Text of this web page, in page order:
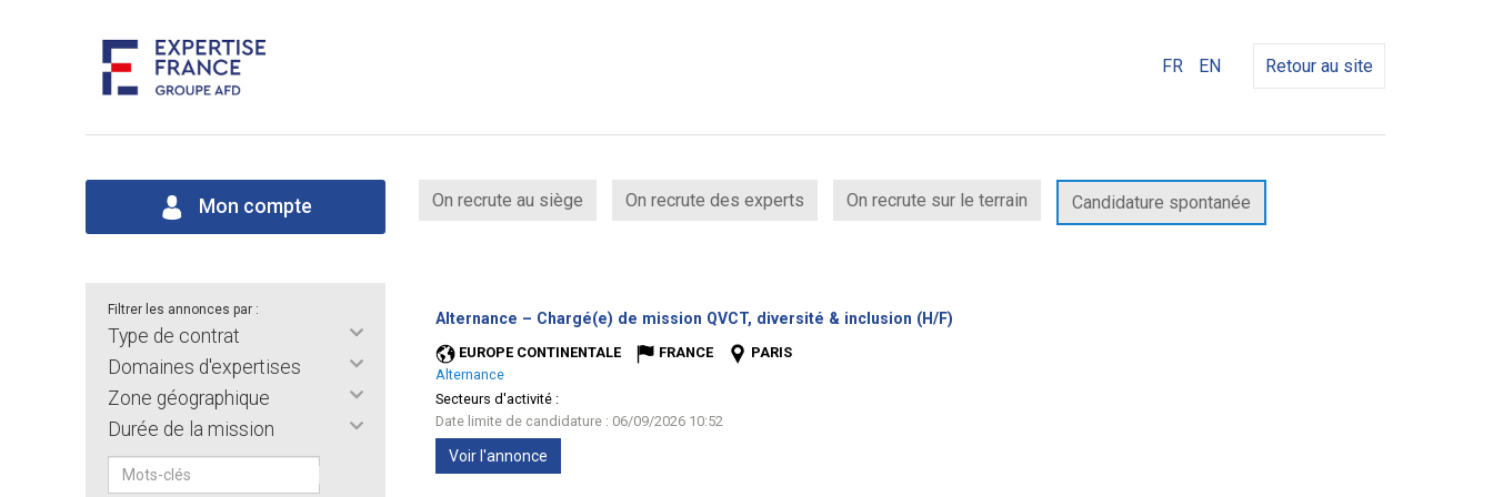
FR EN Retour au site
Mon compte On recrute au siège On recrute des experts On recrute sur le terrain Candidature spontanée
Filtrer les annonces par :
Type de contrat
Domaines d'expertises
Zone géographique
Durée de la mission
Alternance – Chargé(e) de mission QVCT, diversité & inclusion (H/F)
EUROPE CONTINENTALE FRANCE
PARIS
Alternance
Secteurs d'activité :
Date limite de candidature : 06/09/2026 10:52
Voir l'annonce